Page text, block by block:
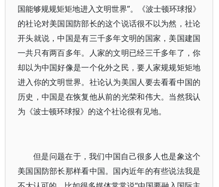
国能够规规矩矩地进入文明世界”。《波士顿环球报》
的社论对美国国防部长的这个说话很不以为然，社论
开头就说，中国是有三千多年文明的国家，美国建国
一共只有两百多年。人家的文明已经三千多年了，你
却以为中国好像是一个化外之民，要人家规规矩矩地
进入你的文明世界。社论认为美国人要去看看中国的
历史，中国是在恢复他从前的光荣和伟大。当然我认
为《波士顿环球报》的这个社论很有见地。
但是问题在于，我们中国自己很多人也是象这个
美国国防部长那样看中国。国内近年的有些说法我是